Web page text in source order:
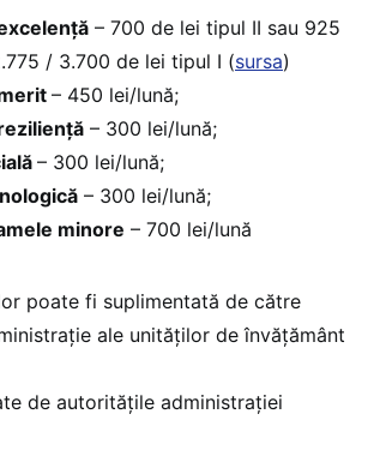
– 700 de lei tipul II sau 925
/ 3.700 de lei tipul I (sursa)
– 450 lei/lună;
– 300 lei/lună;
– 300 lei/lună;
– 300 lei/lună;
minore – 700 lei/lună
poate fi suplimentată de către
ale unităților de învățământ
de autoritățile administrației